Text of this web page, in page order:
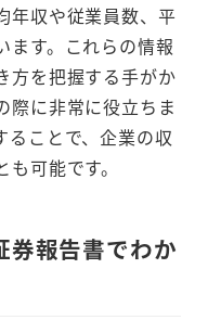
年収や従業員数、平
ます。これらの情報
方を把握する手がか
際に非常に役立ちま
ることで、企業の収
可能です。
券報告書でわか